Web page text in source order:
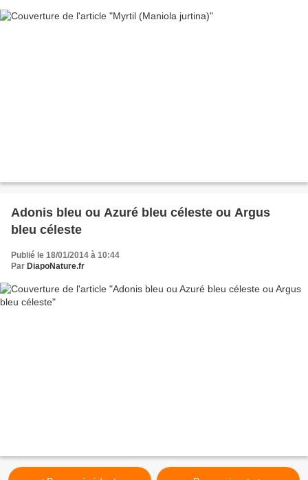
Adonis bleu ou Azuré bleu céleste ou Argus
bleu céleste
Publié le 18/01/2014 à 10:44
Par DiapoNature.fr